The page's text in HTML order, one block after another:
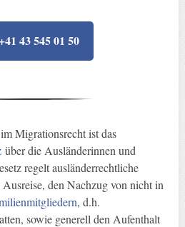
43 545 01 50
Migrationsrecht ist das
über die Ausländerinnen und
regelt ausländerrechtliche
den Nachzug von nicht in
, d.h.
sowie generell den Aufenthalt